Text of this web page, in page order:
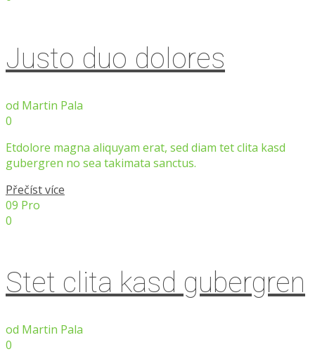
Justo duo dolores
od Martin Pala
0
Etdolore magna aliquyam erat, sed diam tet clita kasd
gubergren no sea takimata sanctus.
Přečíst více
09 Pro
0
Stet clita kasd gubergren
od Martin Pala
0